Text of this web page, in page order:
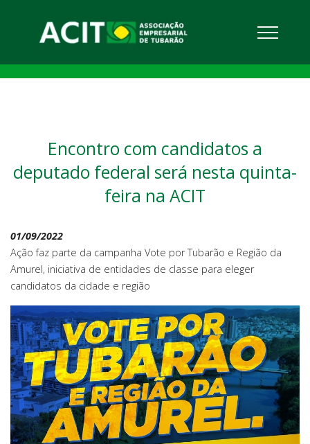
Encontro com candidatos a
deputado federal será nesta quinta-
feira na ACIT
01/09/2022
Ação faz parte da campanha Vote por Tubarão e Região da
Amurel, iniciativa de entidades de classe para eleger
candidatos da cidade e região